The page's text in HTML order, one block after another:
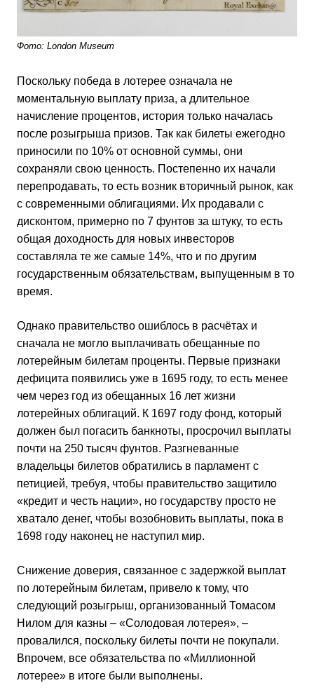
Фото: London Museum
Поскольку победа в лотерее означала не
моментальную выплату приза, а длительное
начисление процентов, история только началась
после розыгрыша призов. Так как билеты ежегодно
приносили по 10% от основной суммы, они
сохраняли свою ценность. Постепенно их начали
перепродавать, то есть возник вторичный рынок, как
с современными облигациями. Их продавали с
дисконтом, примерно по 7 фунтов за штуку, то есть
общая доходность для новых инвесторов
составляла те же самые 14%, что и по другим
государственным обязательствам, выпущенным в то
время.
Однако правительство ошиблось в расчётах и
сначала не могло выплачивать обещанные по
лотерейным билетам проценты. Первые признаки
дефицита появились уже в 1695 году, то есть менее
чем через год из обещанных 16 лет жизни
лотерейных облигаций. К 1697 году фонд, который
должен был погасить банкноты, просрочил выплаты
почти на 250 тысяч фунтов. Разгневанные
владельцы билетов обратились в парламент с
петицией, требуя, чтобы правительство защитило
«кредит и честь нации», но государству просто не
хватало денег, чтобы возобновить выплаты, пока в
1698 году наконец не наступил мир.
Снижение доверия, связанное с задержкой выплат
по лотерейным билетам, привело к тому, что
следующий розыгрыш, организованный Томасом
Нилом для казны – «Солодовая лотерея», –
провалился, поскольку билеты почти не покупали.
Впрочем, все обязательства по «Миллионной
лотерее» в итоге были выполнены.